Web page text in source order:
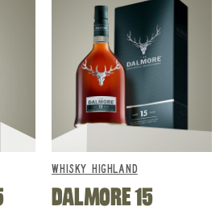
WHISKY HIGHLAND
DALMORE 15